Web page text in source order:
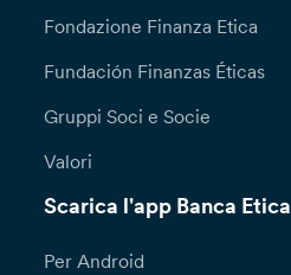
Fondazione Finanza Etica
Fundación Finanzas Éticas
Gruppi Soci e Socie
Valori
Scarica l'app Banca Etica
Per Android